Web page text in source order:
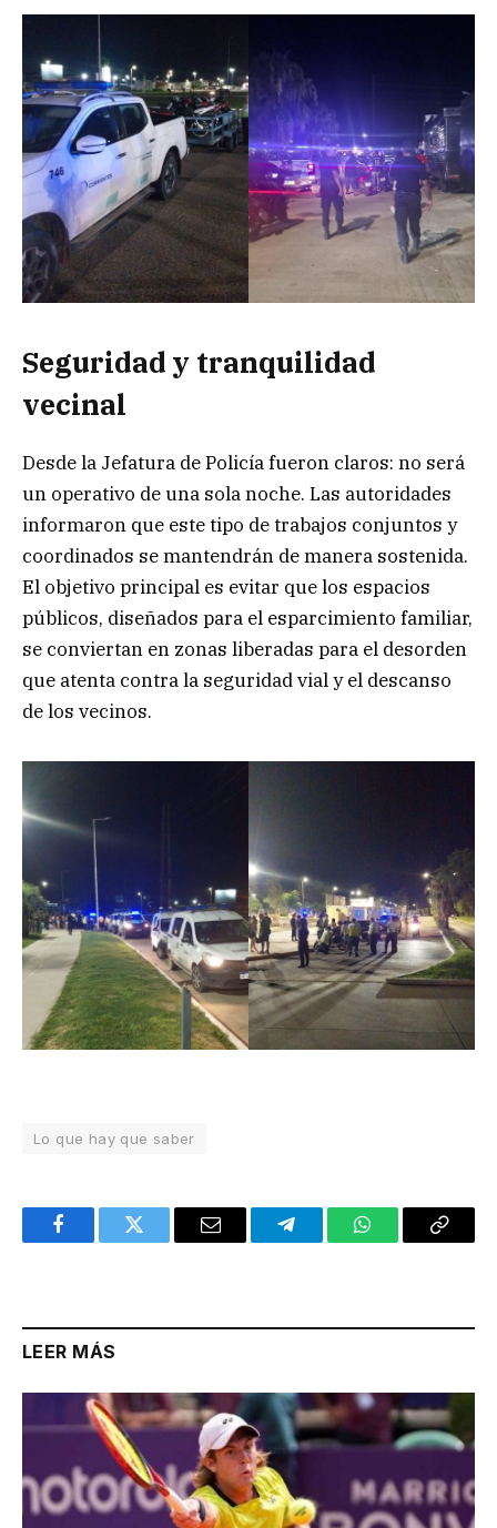
Seguridad y tranquilidad
vecinal
Desde la Jefatura de Policía fueron claros: no será
un operativo de una sola noche. Las autoridades
informaron que este tipo de trabajos conjuntos y
coordinados se mantendrán de manera sostenida.
El objetivo principal es evitar que los espacios
públicos, diseñados para el esparcimiento familiar,
se conviertan en zonas liberadas para el desorden
que atenta contra la seguridad vial y el descanso
de los vecinos.
Lo que hay que saber
FacebookTwitter Email TelegramWhatsAppCopy
LEER MÁS